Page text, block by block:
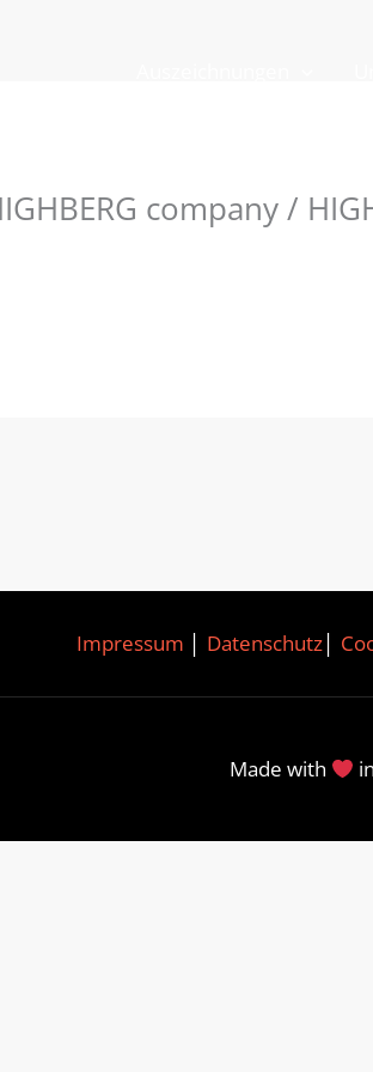
company /
Impressum Datenschutz│
Made with